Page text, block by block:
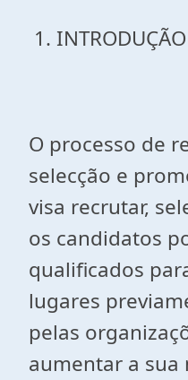
1. INTRODUÇÃO
O processo de
selecção e
visa recrutar,
os candidatos
qualificados
lugares
pelas
aumentar a sua